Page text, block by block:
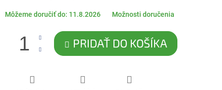
Môžeme doručiť do: 11.8.2026 Možnosti doručenia
PRIDAŤ DO KOŠÍKA